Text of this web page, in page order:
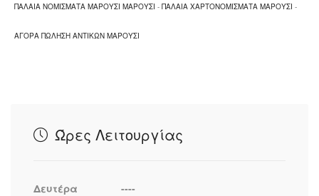
ΠΑΛΑΙΑ ΝΟΜΙΣΜΑΤΑ ΜΑΡΟΥΣΙ ΜΑΡΟΥΣΙ - ΠΑΛΑΙΑ ΧΑΡΤΟΝΟΜΙΣΜΑΤΑ ΜΑΡΟΥΣΙ -
ΑΓΟΡΑ ΠΩΛΗΣΗ ΑΝΤΙΚΩΝ ΜΑΡΟΥΣΙ
Ώρες Λειτουργίας
Δευτέρα
----